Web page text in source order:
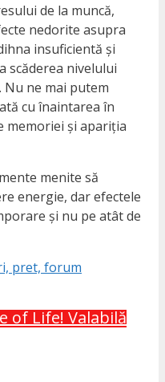
de la muncă,
nedorite asupra
insuficientă și
scăderea nivelului
ne mai putem
cu înaintarea în
memoriei și apariția
menite să
energie, dar efectele
și nu pe atât de
of Life! Valabilă